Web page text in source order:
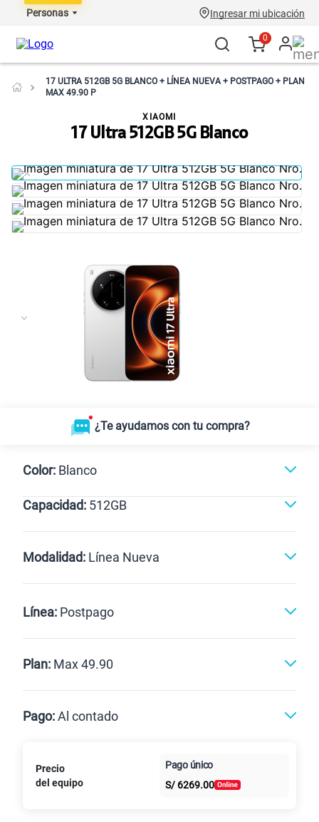
Personas Ingresar mi ubicación
0
17 ULTRA 512GB 5G BLANCO + LÍNEA NUEVA + POSTPAGO + PLAN
MAX 49.90 P
17 Ultra 512GB 5G Blanco
XIAOMI
¿Te ayudamos con tu compra?
Color: Blanco
Blanco
Capacidad: 512GB
512GB
Modalidad: Línea Nueva
Renovación Celular liberado
Línea: Postpago
Plan: Max 49.90
Paga solo
25GBen alta velocidad
S/
Pago:Al contado
Al contado Cuotas Claro
intereses
Precio
del equipo
Pago único
S/ 6269.00